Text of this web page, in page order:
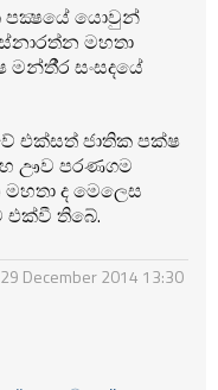
පක්‍ෂයේ යොවුන්
මහතා
මන්තී‍්‍ර සංසදයේ
එක්සත් ජාතික පක්ෂ
ඌව පරණගම
මහතා ද මෙලෙස
එක්වී තිබේ.
December 2014 13:30